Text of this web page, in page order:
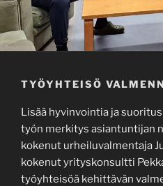
TYÖYHTEISÖ
Lisää hyvinvointia ja
työn merkitys asiantuntijan
kokenut urheiluvalmentaja
kokenut yrityskonsultti
työyhteisöä kehittävän